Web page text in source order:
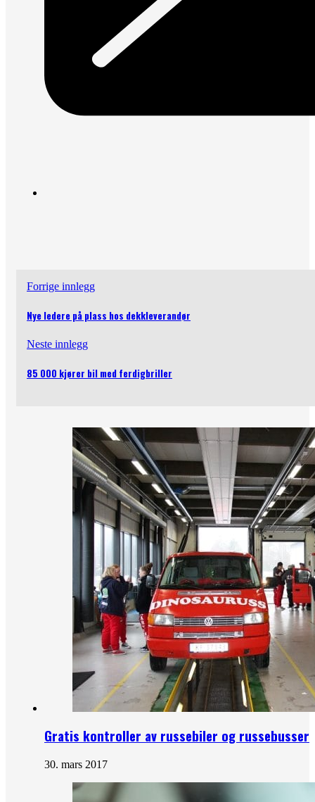
Forrige innlegg
Nye ledere på plass hos dekkleverandør
Neste innlegg
85 000 kjører bil med ferdigbriller
Gratis kontroller av russebiler og russebusser
30. mars 2017